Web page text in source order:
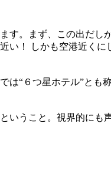
す。まず、この出だ
！ しかも空港近くに
“６つ星ホテル”とも
うこと。視界的にも